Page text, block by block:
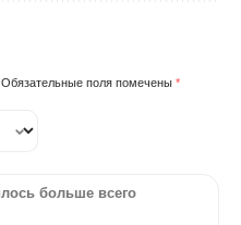
Обязательные поля помечены *